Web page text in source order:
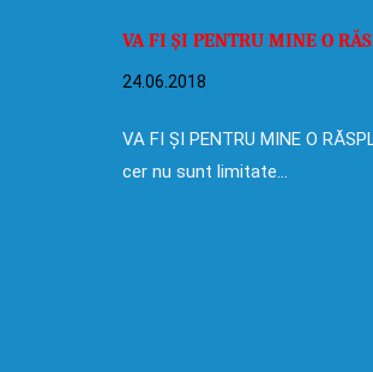
VA FI ȘI PENTRU MINE O
24.06.2018
VA FI ȘI PENTRU MINE O
cer nu sunt limitate…